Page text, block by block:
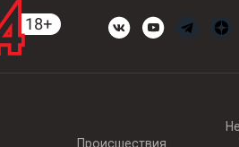
Происшествия